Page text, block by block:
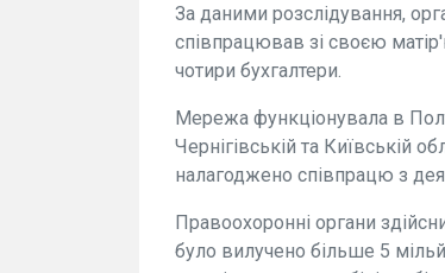
За даними розслідування,
співпрацював зі своєю
чотири бухгалтери.
Мережа функціонувала в
Чернігівській та Київській
налагоджено співпрацю з
Правоохоронні органи
було вилучено більше 5